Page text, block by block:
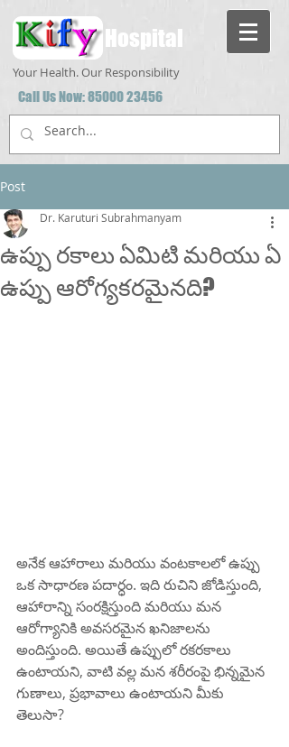
Hospital
Your Health. Our Responsibility
Call Us Now:85000 23456
Post
ఉప్పు రకాలు ఏమిటి మరియు ఏ
ఉప్పు ఆరోగ్యకరమైనది?
Dr. Karuturi Subrahmanyam
అనేక ఆహారాలు మరియు వంటకాలలో ఉప్పు
ఒక సాధారణ పదార్ధం. ఇది రుచిని జోడిస్తుంది,
ఆహారాన్ని సంరక్షిస్తుంది మరియు మన
ఆరోగ్యానికి అవసరమైన ఖనిజాలను
అందిస్తుంది. అయితే ఉప్పులో రకరకాలు
ఉంటాయని, వాటి వల్ల మన శరీరంపై భిన్నమైన
గుణాలు, ప్రభావాలు ఉంటాయని మీకు
తెలుసా?